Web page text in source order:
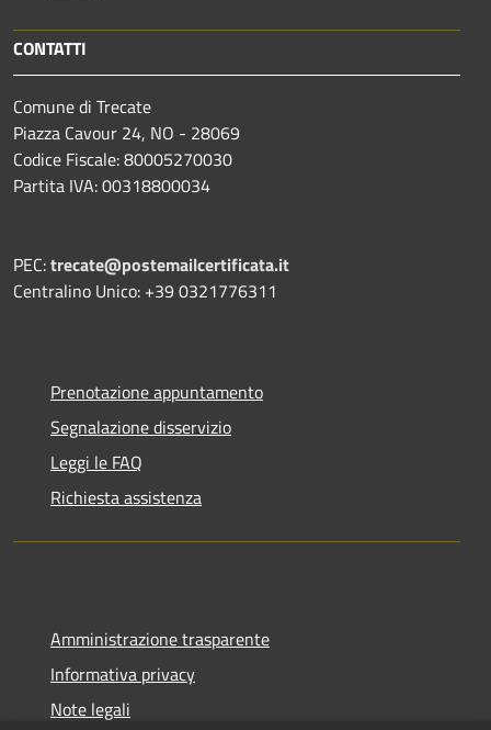
CONTATTI
Comune di Trecate
Piazza Cavour 24, NO - 28069
Codice Fiscale: 80005270030
Partita IVA: 00318800034
PEC:trecate@postemailcertificata.it
Centralino Unico: +39 0321776311
Prenotazione appuntamento
Segnalazione disservizio
Leggi le FAQ
Richiesta assistenza
Amministrazione trasparente
Informativa privacy
Note legali